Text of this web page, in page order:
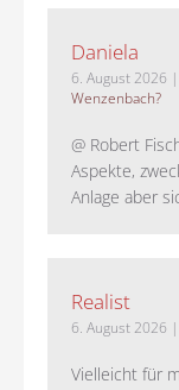
Daniela
6. August 2026 |
Wenzenbach?
@ Robert
Aspekte,
Anlage aber
Realist
6. August 2026 |
Vielleicht für